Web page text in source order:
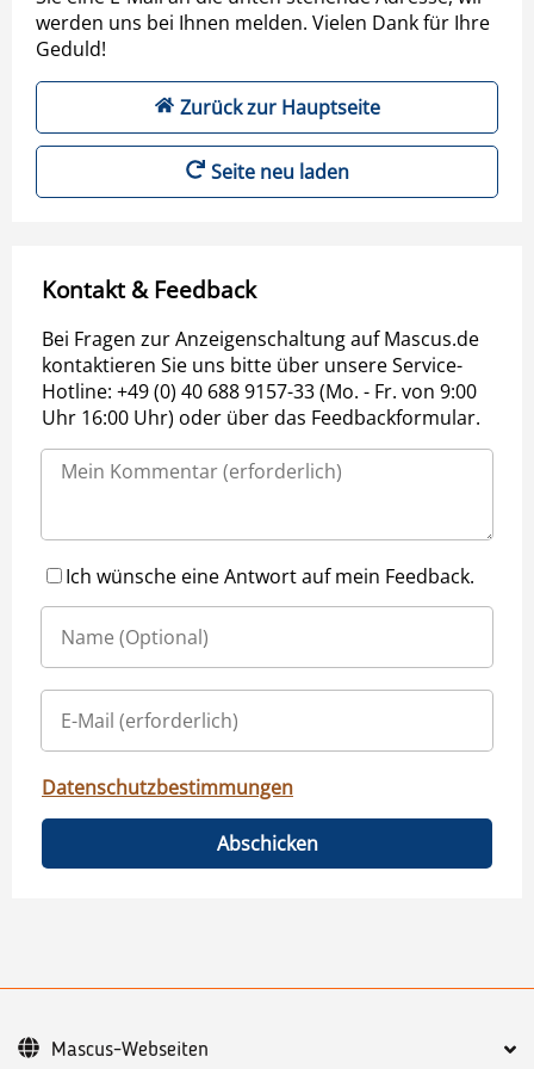
werden uns bei Ihnen melden. Vielen Dank für Ihre
Geduld!
Zurück zur Hauptseite
Seite neu laden
Kontakt & Feedback
Bei Fragen zur Anzeigenschaltung auf Mascus.de
kontaktieren Sie uns bitte über unsere Service-
Hotline: +49 (0) 40 688 9157-33 (Mo. - Fr. von 9:00
Uhr 16:00 Uhr) oder über das Feedbackformular.
Ich wünsche eine Antwort auf mein Feedback.
Datenschutzbestimmungen
Abschicken
Mascus-Webseiten